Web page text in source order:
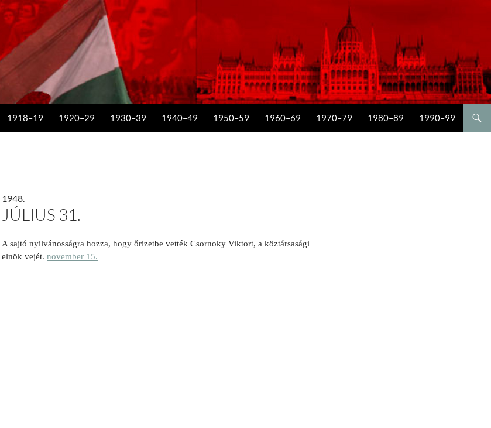
1918–19 1920–29 1930–39 1940–49 1950–59 1960–69 1970–79 1980–89 1990–99
1948.
JÚLIUS 31.
A sajtó nyilvánosságra hozza, hogy őrizetbe vették Csornoky Viktort, a köztársasági
elnök vejét. november 15.